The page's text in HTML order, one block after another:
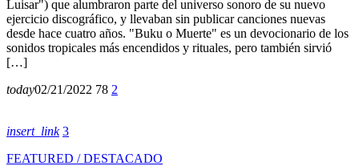
Luisar") que alumbraron parte del universo sonoro de su nuevo
ejercicio discográfico, y llevaban sin publicar canciones nuevas
desde hace cuatro años. "Buku o Muerte" es un devocionario de los
sonidos tropicales más encendidos y rituales, pero también sirvió
[…]
today02/21/2022 78 2
insert_link 3
FEATURED / DESTACADO